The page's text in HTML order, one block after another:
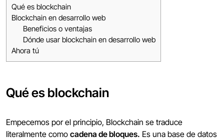
Qué es blockchain
Blockchain en desarrollo web
Beneficios o ventajas
Dónde usar blockchain en desarrollo web
Ahora tú
Qué es blockchain
Empecemos por el principio, Blockchain se traduce
literalmente como cadena de bloques. Es una base de datos